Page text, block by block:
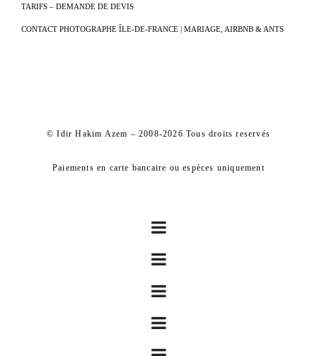
TARIFS – DEMANDE DE DEVIS
CONTACT PHOTOGRAPHE ÎLE-DE-FRANCE | MARIAGE, AIRBNB & ANTS
© Idir Hakim Azem – 2008-2026 Tous droits reservés
Paiements en carte bancaire ou espèces uniquement